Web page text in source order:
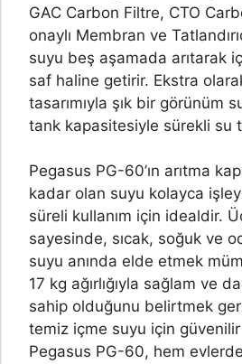
GAC Carbon Filtre, CTO
onaylı Membran ve
suyu beş aşamada arıtarak
saf haline getirir. Ekstra
tasarımıyla şık bir görünüm
tank kapasitesiyle sürekli su
Pegasus PG-60’ın arıtma
kadar olan suyu kolayca
süreli kullanım için idealdir.
sayesinde, sıcak, soğuk ve
suyu anında elde etmek
17 kg ağırlığıyla sağlam ve
sahip olduğunu belirtmek
temiz içme suyu için
Pegasus PG-60, hem